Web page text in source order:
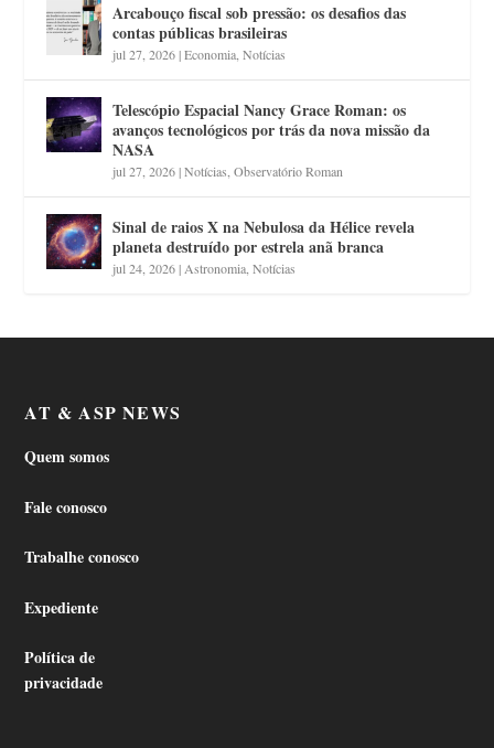
Arcabouço fiscal sob pressão: os desafios das
contas públicas brasileiras
jul 27, 2026|Economia,Notícias
Telescópio Espacial Nancy Grace Roman: os
avanços tecnológicos por trás da nova missão da
NASA
jul 27, 2026|Notícias,Observatório Roman
Sinal de raios X na Nebulosa da Hélice revela
planeta destruído por estrela anã branca
jul 24, 2026|Astronomia,Notícias
AT & ASP NEWS
Quem somos
Fale conosco
Trabalhe conosco
Expediente
Política de
privacidade